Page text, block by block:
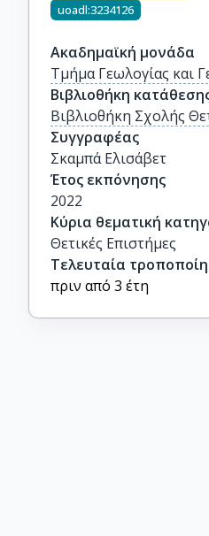
uoadl:3234126
Ακαδημαϊκή μονάδα
Τμήμα Γεωλογίας και
Βιβλιοθήκη
Βιβλιοθήκη Σχολής
Συγγραφέας
Σκαμπά Ελισάβετ
Έτος εκπόνησης
2022
Κύρια θεματική
Θετικές Επιστήμες
Τελευταία
πριν από 3 έτη